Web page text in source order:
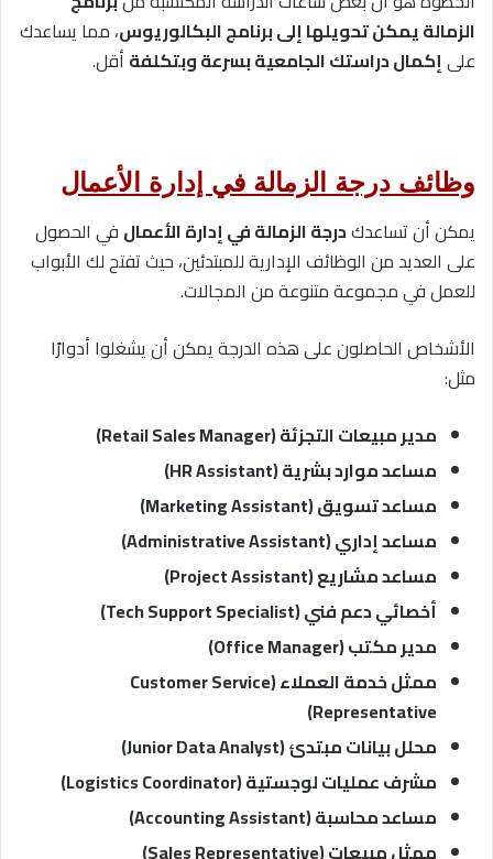
الزمالة يمكن تحويلها إلى برنامج البكالوريوس، مما يساعدك
علىإكمال دراستك الجامعية بسرعة وبتكلفة أقل.
وظائف درجة الزمالة في إدارة الأعمال
يمكن أن تساعدكدرجة الزمالة في إدارة الأعمال في الحصول
على العديد من الوظائف الإدارية للمبتدئين، حيث تفتح لك الأبواب
للعمل في مجموعة متنوعة من المجالات.
الأشخاص الحاصلون على هذه الدرجة يمكن أن يشغلوا أدوارًا
مثل:
مدير مبيعات التجزئة (Retail Sales Manager)
مساعد موارد بشرية (HR Assistant)
مساعد تسويق (Marketing Assistant)
مساعد إداري (Administrative Assistant)
مساعد مشاريع (Project Assistant)
أخصائي دعم فني (Tech Support Specialist)
مدير مكتب (Office Manager)
ممثل خدمة العملاء (Customer Service
Representative)
محلل بيانات مبتدئ (Junior Data Analyst)
مشرف عمليات لوجستية (Logistics Coordinator)
مساعد محاسبة (Accounting Assistant)
ممثل مبيعات (Sales Representative)